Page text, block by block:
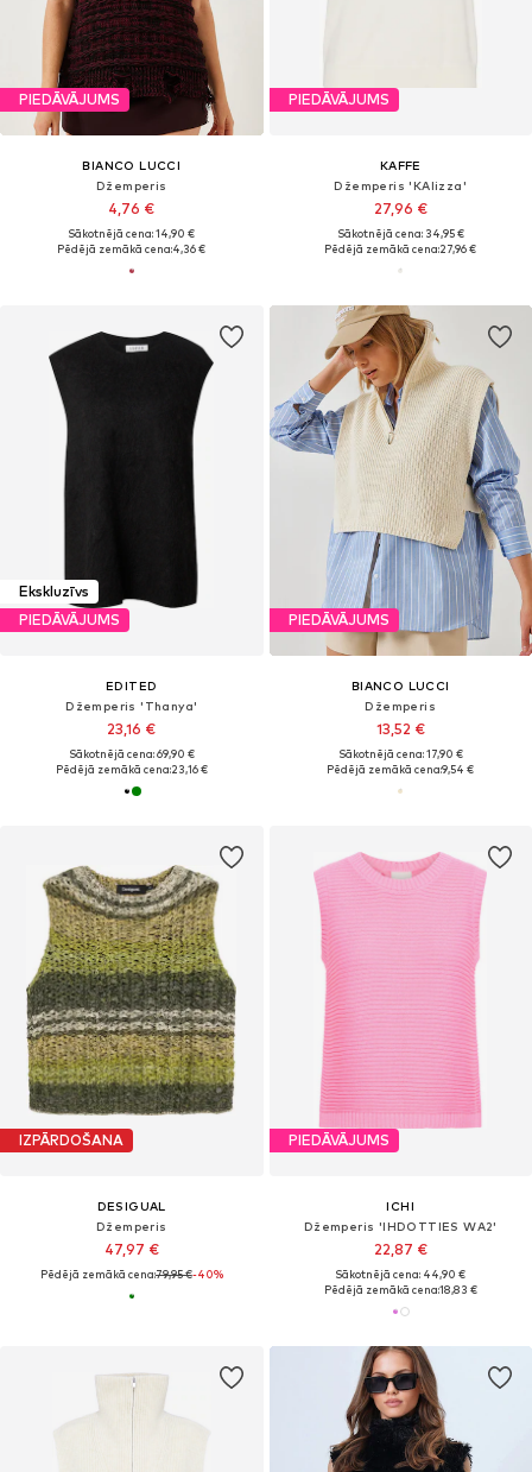
PIEDĀVĀJUMS
BIANCO LUCCI
Džemperis
4,76 €
Sākotnējā cena: 14,90 €
Pēdējā zemākā cena:4,36 €
PIEDĀVĀJUMS
KAFFE
Džemperis 'KAlizza'
27,96 €
Sākotnējā cena: 34,95 €
Pēdējā zemākā cena:27,96 €
Ekskluzīvs
PIEDĀVĀJUMS
EDITED
Džemperis 'Thanya'
23,16 €
Sākotnējā cena: 69,90 €
Pēdējā zemākā cena:23,16 €
PIEDĀVĀJUMS
BIANCO LUCCI
Džemperis
13,52 €
Sākotnējā cena: 17,90 €
Pēdējā zemākā cena:9,54 €
IZPĀRDOŠANA
DESIGUAL
Džemperis
47,97 €
Pēdējā zemākā cena:79,95 €-40%
PIEDĀVĀJUMS
ICHI
Džemperis 'IHDOTTIES WA2'
22,87 €
Sākotnējā cena: 44,90 €
Pēdējā zemākā cena:18,83 €